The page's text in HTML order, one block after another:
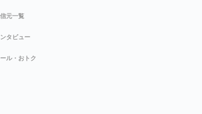
元一覧
タビュー
ル・おトク